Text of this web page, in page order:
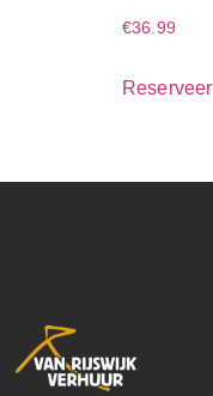
€36.99
Reserveer